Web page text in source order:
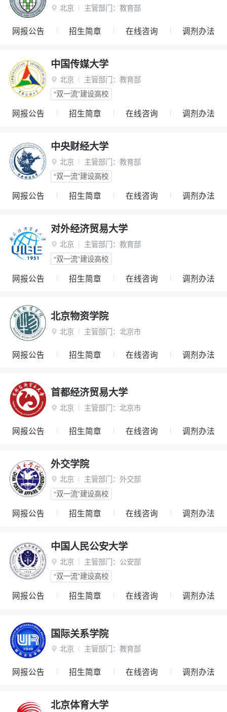
 北京 主管部门： 教育部
网报公告 招生简章 在线咨询 调剂办法
中国传媒大学
 北京 主管部门： 教育部
“双一流”建设高校
网报公告 招生简章 在线咨询 调剂办法
中央财经大学
 北京 主管部门： 教育部
“双一流”建设高校
网报公告 招生简章 在线咨询 调剂办法
对外经济贸易大学
 北京 主管部门： 教育部
“双一流”建设高校
网报公告 招生简章 在线咨询 调剂办法
北京物资学院
 北京 主管部门： 北京市
网报公告 招生简章 在线咨询 调剂办法
首都经济贸易大学
 北京 主管部门： 北京市
网报公告 招生简章 在线咨询 调剂办法
外交学院
 北京 主管部门： 外交部
“双一流”建设高校
网报公告 招生简章 在线咨询 调剂办法
中国人民公安大学
 北京 主管部门： 公安部
“双一流”建设高校
网报公告 招生简章 在线咨询 调剂办法
国际关系学院
 北京 主管部门： 教育部
网报公告 招生简章 在线咨询 调剂办法
北京体育大学